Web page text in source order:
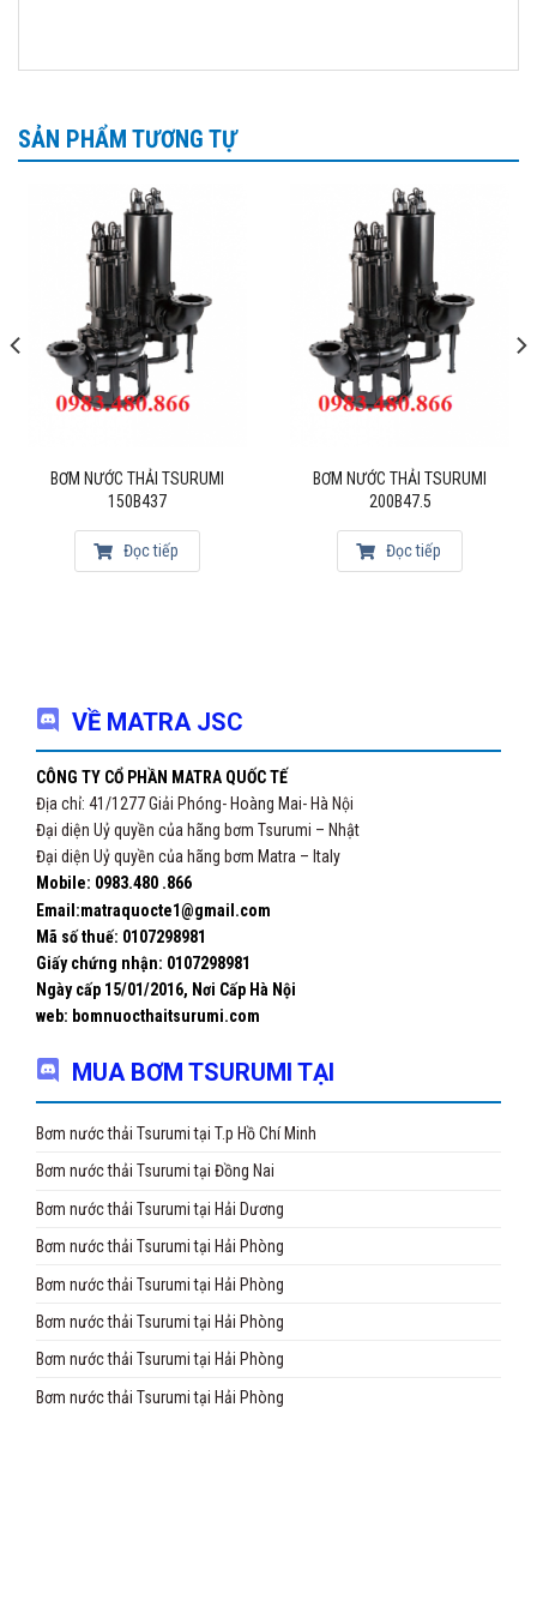
Tsurumi……
sản phẩm bơm Tsurumi phải kể đến như:
Cung cấp máy bơm nước thải cho dự án chung cư cao
cấp Mỹ Đình.
Cung cấp máy bơm cho hệ thống thoát nước Khu Thành
phố giao lưu.
Bơm nước thải chung cư Booyoung Vina- Mỗ Lao Hà
Đông….
Ngoài dòng bơm nước thải tsurumi ra chúng tôi còn cung
cấp các sản phẩm máy bơm nước thải Pentax, bơm
bình tích áp Varem…
Quý khách vui lòng liên hệ với chúng tôi để:
Tư vấn hỗ trợ miễn phí 24/24.
Công ty CP Matra quốc tế
Địa chỉ: Số 41/1277 đường Giải Phóng, P. Thịnh Liệt, Q.
Hoàng Mai, TP. Hà Nội
Kinhdoanh: Quang Huy 0983.480.866
Email: matraquocte1@gmail.com
Website:https://bomnuocthaitsurumi.com/
SẢN PHẨM TƯƠNG TỰ
BƠM NƯỚC THẢI TSURUMI
150B437
Đọc tiếp
BƠM NƯỚC THẢI TSURUMI
200B47.5
Đọc tiếp
VỀ MATRA JSC
CÔNG TY CỔ PHẦN MATRA QUỐC TẾ
Địa chỉ: 41/1277 Giải Phóng- Hoàng Mai- Hà Nội
Đại diện Uỷ quyền của hãng bơm Tsurumi – Nhật
Đại diện Uỷ quyền của hãng bơm Matra – Italy
Mobile: 0983.480 .866
Email:matraquocte1@gmail.com
Mã số thuế: 0107298981
Giấy chứng nhận: 0107298981
Ngày cấp 15/01/2016, Nơi Cấp Hà Nội
web: bomnuocthaitsurumi.com
MUA BƠM TSURUMI TẠI
Bơm nước thải Tsurumi tại T.p Hồ Chí Minh
Bơm nước thải Tsurumi tại Đồng Nai
Bơm nước thải Tsurumi tại Hải Dương
Bơm nước thải Tsurumi tại Hải Phòng
Bơm nước thải Tsurumi tại Hải Phòng
Bơm nước thải Tsurumi tại Hải Phòng
Bơm nước thải Tsurumi tại Hải Phòng
Bơm nước thải Tsurumi tại Hải Phòng